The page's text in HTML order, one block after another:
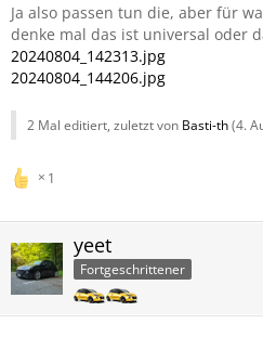
Ja also passen tun die, aber für
denke mal das ist universal oder
20240804_142313.jpg
20240804_144206.jpg
2 Mal editiert, zuletzt von Basti-th(4.
1
yeet
Fortgeschrittener